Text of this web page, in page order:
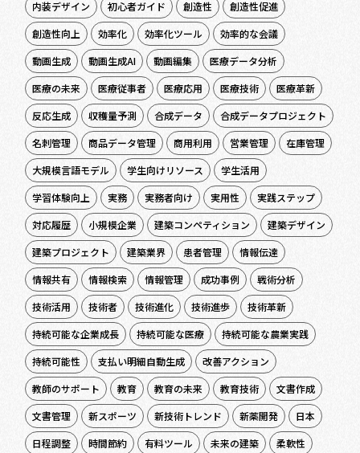
内装デザイン
初心者ガイド 創造性
創造性促進
創造性向上
効率化 効率化ツール
効率的な会議
動画生成
動画生成AI 動画編集
医療データ分析
医療の未来
医療従事者 医療応用 医療技術
医療革新
反応生成
収穫量予測 合成データ
合成データプロジェクト
名刺管理
商品データ管理 商用利用 営業管理
在庫管理
大規模言語モデル
学生向けリソース
学生活用
学習体験向上
実務 実務者向け 実用性
実践ステップ
対応履歴
小規模企業 建築コンペティション
建築デザイン
建築プロジェクト
建築業界 患者管理
情報伝達
情報共有
情報検索 情報管理 成功事例
戦術分析
技術活用
技術者 技術進化 技術進歩
技術革新
持続可能な企業成長
持続可能な医療
持続可能な農業実践
持続可能性
支払い明細自動生成
改善アクション
教師のサポート
教育 教育の未来 教育技術
文書作成
文書管理
新スポーツ 新技術トレンド 新薬開発
日本
日程調整
時間節約 有料ツール 未来の建築 柔軟性